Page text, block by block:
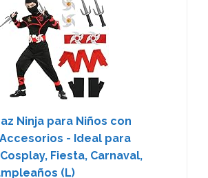
Ninja para Niños con
- Ideal para
Fiesta, Carnaval,
(L)